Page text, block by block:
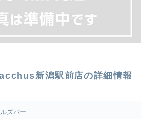
新潟駅前店の詳細情報
ズバー